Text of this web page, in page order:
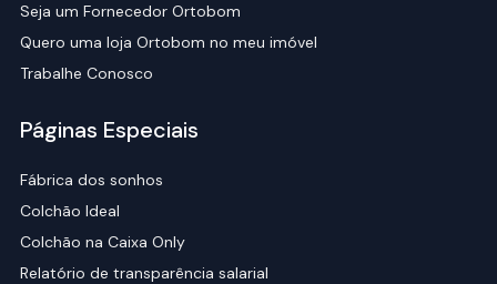
Seja um Fornecedor Ortobom
Quero uma loja Ortobom no meu imóvel
Trabalhe Conosco
Páginas Especiais
Fábrica dos sonhos
Colchão Ideal
Colchão na Caixa Only
Relatório de transparência salarial